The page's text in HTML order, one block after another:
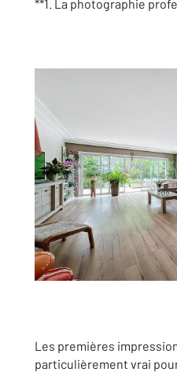
**1. La photographie
Les premières
particulièrement vrai